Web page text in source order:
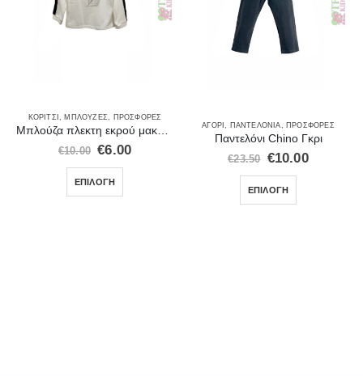
ΚΟΡΊΤΣΙ, ΜΠΛΟΎΖΕΣ, ΠΡΟΣΦΟΡΈΣ
Μπλούζα πλεκτη εκρού μακρυμάνικη “Small Unicorn”
€10.00 €6.00
ΕΠΙΛΟΓΉ
ΑΓΌΡΙ ΠΑΝΤΕΛΌΝΙΑ ΠΡΟΣΦΟΡΈΣ
Παντελόνι Chino Γκρι
€23.50 €10.00
ΕΠΙΛΟΓΉ